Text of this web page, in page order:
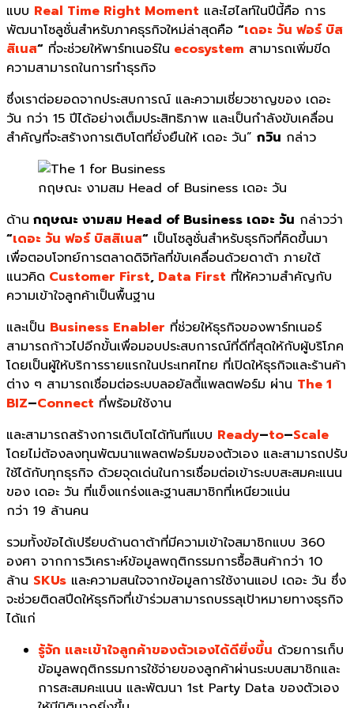
แบบ Real Time Right Moment และไฮไลท์ในปีนี้คือ การ
พัฒนาโซลูชั่นสำหรับภาคธุรกิจใหม่ล่าสุดคือ “เดอะ วัน ฟอร์ บิส
สิเนส“ ที่จะช่วยให้พาร์ทเนอร์ใน ecosystem สามารถเพิ่มขีด
ความสามารถในการทำธุรกิจ
ซึ่งเราต่อยอดจากประสบการณ์ และความเชี่ยวชาญของ เดอะ
วัน กว่า 15 ปีได้อย่างเต็มประสิทธิภาพ และเป็นกำลังขับเคลื่อน
สำคัญที่จะสร้างการเติบโตที่ยั่งยืนให้ เดอะ วัน” กวิน กล่าว
กฤษณะ งามสม Head of Business เดอะ วัน
ด้าน กฤษณะ งามสม Head of Business เดอะ วัน กล่าวว่า
“เดอะ วัน ฟอร์ บิสสิเนส“ เป็นโซลูชั่นสำหรับธุรกิจที่คิดขึ้นมา
เพื่อตอบโจทย์การตลาดดิจิทัลที่ขับเคลื่อนด้วยดาต้า ภายใต้
แนวคิด Customer First, Data First ที่ให้ความสำคัญกับ
ความเข้าใจลูกค้าเป็นพื้นฐาน
และเป็น Business Enabler ที่ช่วยให้ธุรกิจของพาร์ทเนอร์
สามารถก้าวไปอีกขั้นเพื่อมอบประสบการณ์ที่ดีที่สุดให้กับผู้บริโภค
โดยเป็นผู้ให้บริการรายแรกในประเทศไทย ที่เปิดให้ธุรกิจและร้านค้า
ต่าง ๆ สามารถเชื่อมต่อระบบลอยัลตี้แพลตฟอร์ม ผ่าน The 1
BIZ–Connect ที่พร้อมใช้งาน
และสามารถสร้างการเติบโตได้ทันทีแบบ Ready–to–Scale
โดยไม่ต้องลงทุนพัฒนาแพลตฟอร์มของตัวเอง และสามารถปรับ
ใช้ได้กับทุกธุรกิจ ด้วยจุดเด่นในการเชื่อมต่อเข้าระบบสะสมคะแนน
ของ เดอะ วัน ที่แข็งแกร่งและฐานสมาชิกที่เหนียวแน่น
กว่า 19 ล้านคน
รวมทั้งข้อได้เปรียบด้านดาต้าที่มีความเข้าใจสมาชิกแบบ 360
องศา จากการวิเคราะห์ข้อมูลพฤติกรรมการซื้อสินค้ากว่า 10
ล้าน SKUs และความสนใจจากข้อมูลการใช้งานแอป เดอะ วัน ซึ่ง
จะช่วยติดสปีดให้ธุรกิจที่เข้าร่วมสามารถบรรลุเป้าหมายทางธุรกิจ
ได้แก่
รู้จัก และเข้าใจลูกค้าของตัวเองได้ดียิ่งขึ้น ด้วยการเก็บ
ข้อมูลพฤติกรรมการใช้จ่ายของลูกค้าผ่านระบบสมาชิกและ
การสะสมคะแนน และพัฒนา 1st Party Data ของตัวเอง